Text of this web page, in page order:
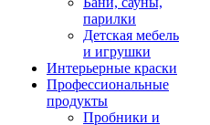
парилки
Детская мебель
и игрушки
Интерьерные краски
Профессиональные
продукты
Пробники и